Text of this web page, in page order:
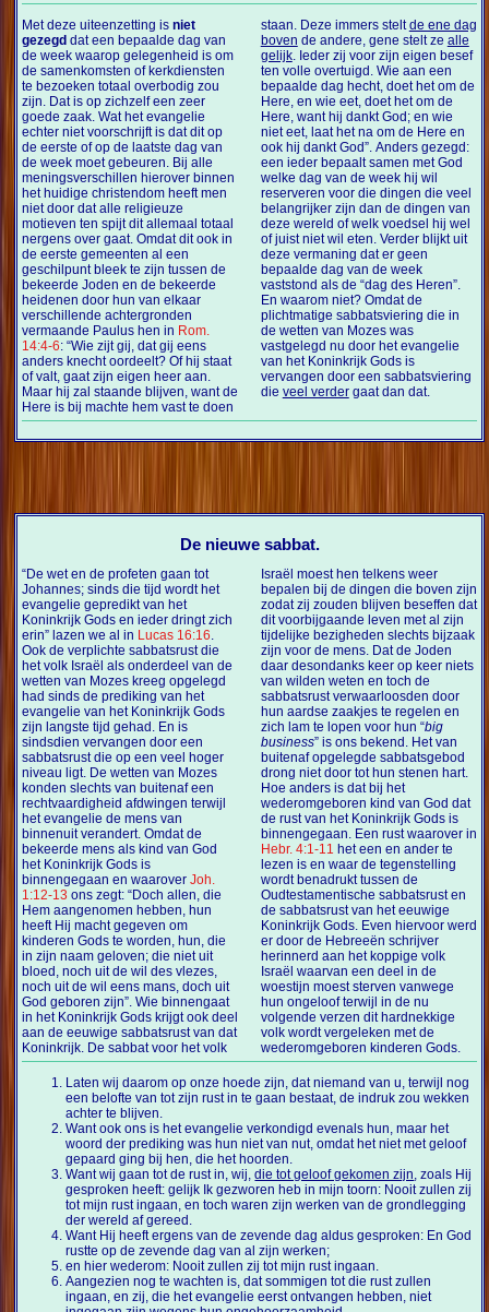
Met deze uiteenzetting isniet
gezegd dat een bepaalde dag van
de week waarop gelegenheid is om
de samenkomsten of kerkdiensten
te bezoeken totaal overbodig zou
zijn. Dat is op zichzelf een zeer
goede zaak. Wat het evangelie
echter niet voorschrijft is dat dit op
de eerste of op de laatste dag van
de week moet gebeuren. Bij alle
meningsverschillen hierover binnen
het huidige christendom heeft men
niet door dat alle religieuze
motieven ten spijt dit allemaal totaal
nergens over gaat. Omdat dit ook in
de eerste gemeenten al een
geschilpunt bleek te zijn tussen de
bekeerde Joden en de bekeerde
heidenen door hun van elkaar
verschillende achtergronden
vermaande Paulus hen in Rom.
14:4-6:“Wie zijt gij, dat gij eens
anders knecht oordeelt? Of hij staat
of valt, gaat zijn eigen heer aan.
Maar hij zal staande blijven, want de
Here is bij machte hem vast te doen
staan. Deze immers steltde ene dag
boven de andere, gene stelt ze alle
gelijk. Ieder zij voor zijn eigen besef
ten volle overtuigd. Wie aan een
bepaalde dag hecht, doet het om de
Here, en wie eet, doet het om de
Here, want hij dankt God; en wie
niet eet, laat het na om de Here en
ook hij dankt God”.Anders gezegd:
een ieder bepaalt samen met God
welke dag van de week hij wil
reserveren voor die dingen die veel
belangrijker zijn dan de dingen van
deze wereld of welk voedsel hij wel
of juist niet wil eten. Verder blijkt uit
deze vermaning dat er geen
bepaalde dag van de week
vaststond als de “dag des Heren”.
En waarom niet? Omdat de
plichtmatige sabbatsviering die in
de wetten van Mozes was
vastgelegd nu door het evangelie
van het Koninkrijk Gods is
vervangen door een sabbatsviering
die veel verdergaat dan dat.
De nieuwe sabbat.
“De wet en de profeten gaan tot
Johannes; sinds die tijd wordt het
evangelie gepredikt van het
Koninkrijk Gods en ieder dringt zich
erin” lazen we al in Lucas 16:16.
Ook de verplichte sabbatsrust die
het volk Israël als onderdeel van de
wetten van Mozes kreeg opgelegd
had sinds de prediking van het
evangelie van het Koninkrijk Gods
zijn langste tijd gehad. En is
sindsdien vervangen door een
sabbatsrust die op een veel hoger
niveau ligt. De wetten van Mozes
konden slechts van buitenaf een
rechtvaardigheid afdwingen terwijl
het evangelie de mens van
binnenuit verandert. Omdat de
bekeerde mens als kind van God
het Koninkrijk Gods is
binnengegaan en waaroverJoh.
1:12-13 ons zegt: “Doch allen, die
Hem aangenomen hebben, hun
heeft Hij macht gegeven om
kinderen Gods te worden, hun, die
in zijn naam geloven; die niet uit
bloed, noch uit de wil des vlezes,
noch uit de wil eens mans, doch uit
God geboren zijn”. Wie binnengaat
in het Koninkrijk Gods krijgt ook deel
aan de eeuwige sabbatsrust van dat
Koninkrijk. De sabbat voor het volk
Israël moest hen telkens weer
bepalen bij de dingen die boven zijn
zodat zij zouden blijven beseffen dat
dit voorbijgaande leven met al zijn
tijdelijke bezigheden slechts bijzaak
zijn voor de mens. Dat de Joden
daar desondanks keer op keer niets
van wilden weten en toch de
sabbatsrust verwaarloosden door
hun aardse zaakjes te regelen en
zich lam te lopen voor hun “big
business” is ons bekend. Het van
buitenaf opgelegde sabbatsgebod
drong niet door tot hun stenen hart.
Hoe anders is dat bij het
wederomgeboren kind van God dat
de rust van het Koninkrijk Gods is
binnengegaan. Een rust waarover in
Hebr. 4:1-11 het een en ander te
lezen is en waar de tegenstelling
wordt benadrukt tussen de
Oudtestamentische sabbatsrust en
de sabbatsrust van het eeuwige
Koninkrijk Gods. Even hiervoor werd
er door de Hebreeën schrijver
herinnerd aan het koppige volk
Israël waarvan een deel in de
woestijn moest sterven vanwege
hun ongeloof terwijl in de nu
volgende verzen dit hardnekkige
volk wordt vergeleken met de
wederomgeboren kinderen Gods.
Laten wij daarom op onze hoede zijn, dat niemand van u, terwijl nog
een belofte van tot zijn rust in te gaan bestaat, de indruk zou wekken
achter te blijven.
Want ook ons is het evangelie verkondigd evenals hun, maar het
woord der prediking was hun niet van nut, omdat het niet met geloof
gepaard ging bij hen, die het hoorden.
Want wij gaan tot de rust in, wij,die tot geloof gekomen zijn, zoals Hij
gesproken heeft: gelijk Ik gezworen heb in mijn toorn: Nooit zullen zij
tot mijn rust ingaan, en toch waren zijn werken van de grondlegging
der wereld af gereed.
Want Hij heeft ergens van de zevende dag aldus gesproken: En God
rustte op de zevende dag van al zijn werken;
en hier wederom: Nooit zullen zij tot mijn rust ingaan.
Aangezien nog te wachten is, dat sommigen tot die rust zullen
ingaan, en zij, die het evangelie eerst ontvangen hebben, niet